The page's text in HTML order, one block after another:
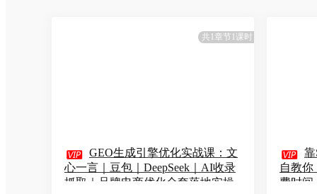
共1章节1课时
 GEO生成引擎优化实战课：文
心一言｜豆包｜DeepSeek｜AI收录
抓取｜品牌电商优化全套落地实操

自教
费时间